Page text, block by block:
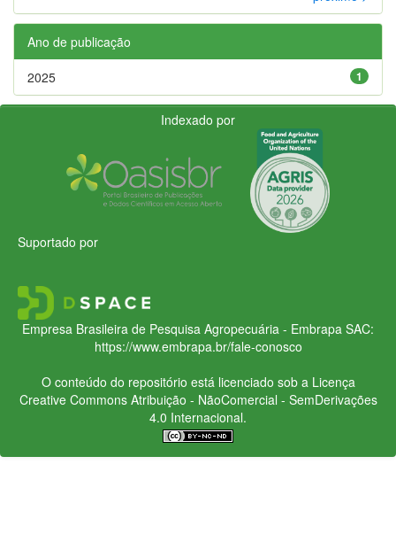
Ano de publicação
1
2025
Indexado por
Suportado por
Empresa Brasileira de Pesquisa Agropecuária - Embrapa SAC:
https://www.embrapa.br/fale-conosco
O conteúdo do repositório está licenciado sob a Licença
Creative CommonsAtribuição - NãoComercial - SemDerivações
4.0 Internacional.